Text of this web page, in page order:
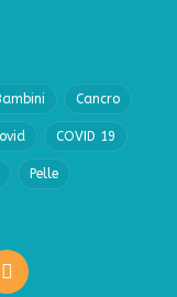
Cancro
COVID 19
Pelle
RSS